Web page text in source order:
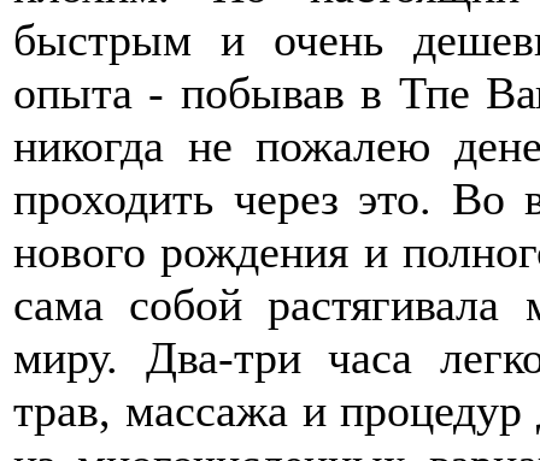
быстрым и очень
опыта - побывав в Тпе
никогда не пожалею
проходить через это.
нового рождения и
сама собой растягивала
миру. Два-три часа
трав, массажа и